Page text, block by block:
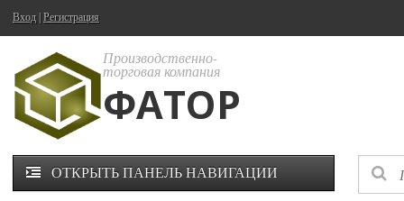
Вход Регистрация
Производственно-
торговая компания
ФАТОР
ОТКРЫТЬ ПАНЕЛЬ НАВИГАЦИИ